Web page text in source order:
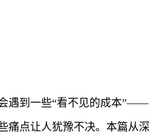
遇到一些“看不见的成本”——
痛点让人犹豫不决。本篇从深